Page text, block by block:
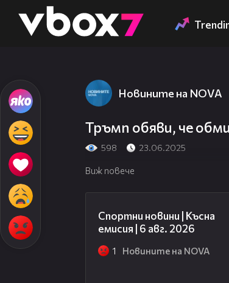
👾
Новините на NOVA
Тръмп обяви, че
598 23.06.2025
Виж повече
Спортни новини | Късна
емисия | 6 авг. 2026
1 Новините на NOVA